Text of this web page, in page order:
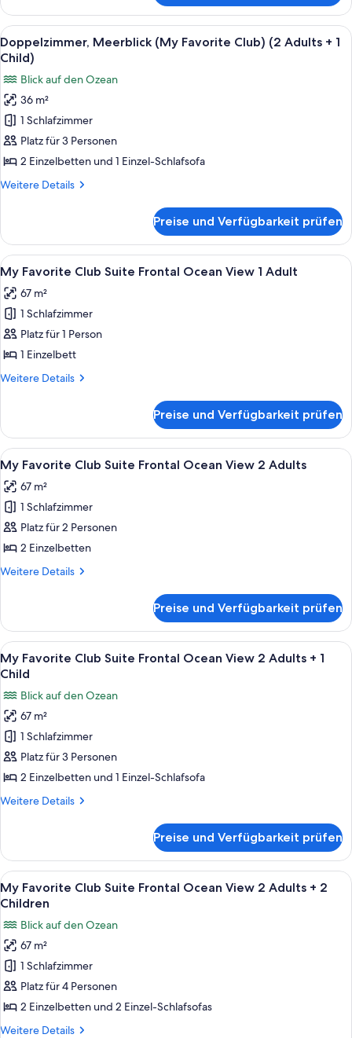
Meerblick
(My
Favorite
Club)
Adults)
Alle
Fotos
Doppelzimmer,
Meerblick
(My
Favorite
Club)
(2
1
Child)
anzeigen
Ein Hotelzimmer mit Bett,
3
Doppelzimmer, Meerblick (My Favorite Club) (2 Adults + 1
Child)
Blick auf den Ozean
36 m²
1 Schlafzimmer
Platz für 3 Personen
2 Einzelbetten und 1 Einzel-Schlafsofa
Weitere Details
Weitere
Meerblick
(My
Favorite
Club)
(2
Adults
Child)
Preise und Verfügbarkeit prüfen
Alle
Fotos
für
My
Favorite
Club
Suite
View
Adult
anzeigen
Ein Hotelzimmer mit einem Bett,
5
My Favorite Club Suite Frontal Ocean View 1 Adult
67 m²
1 Schlafzimmer
Platz für 1 Person
1 Einzelbett
Weitere Details
Weitere
Favorite
Club
Suite
Frontal
Ocean
View
Adult
Preise und Verfügbarkeit prüfen
Alle
Fotos
für
My
Favorite
Club
Suite
View
Adults
anzeigen
Ein Hotelzimmer mit einem Bett,
5
My Favorite Club Suite Frontal Ocean View 2 Adults
67 m²
1 Schlafzimmer
Platz für 2 Personen
2 Einzelbetten
Weitere Details
Weitere
Favorite
Club
Suite
Frontal
View
2
Adults
Preise und Verfügbarkeit prüfen
Alle
Fotos
My
Favorite
Club
Suite
Frontal
Ocean
Adults
1
Child
anzeigen
Ein Hotelzimmer mit einem Bett,
5
My Favorite Club Suite Frontal Ocean View 2 Adults + 1
Child
Blick auf den Ozean
67 m²
1 Schlafzimmer
Platz für 3 Personen
2 Einzelbetten und 1 Einzel-Schlafsofa
Weitere Details
Weitere
Favorite
Club
Suite
Frontal
View
2
Adults
+
Preise und Verfügbarkeit prüfen
Alle
Fotos
My
Favorite
Club
Suite
Frontal
Ocean
Ein Hotelzimmer mit einem Bett,
5
My Favorite Club Suite Frontal Ocean View 2 Adults + 2
Children
Blick auf den Ozean
67 m²
1 Schlafzimmer
Platz für 4 Personen
2 Einzelbetten und 2 Einzel-Schlafsofas
Weitere Details
Weitere